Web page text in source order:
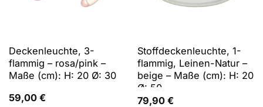
Deckenleuchte, 3-
flammig – rosa/pink –
Maße (cm): H: 20 Ø: 30
59,00 €
Stoffdeckenleuchte, 1-
flammig, Leinen-Natur –
beige – Maße (cm): H: 20
Ø: 50
79,90 €